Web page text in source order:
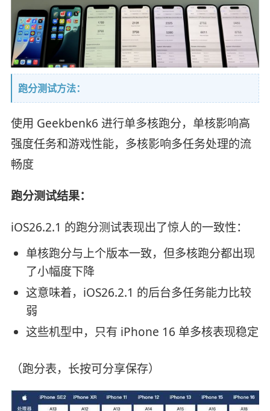
跑分测试方法：
使用 Geekbenk6 进行单多核跑分，单核影响高
强度任务和游戏性能，多核影响多任务处理的流
畅度
跑分测试结果：
iOS26.2.1 的跑分测试表现出了惊人的一致性：
单核跑分与上个版本一致，但多核跑分都出现
了小幅度下降
这意味着，iOS26.2.1 的后台多任务能力比较
弱
这些机型中，只有 iPhone 16 单多核表现稳定
（跑分表，长按可分享保存）